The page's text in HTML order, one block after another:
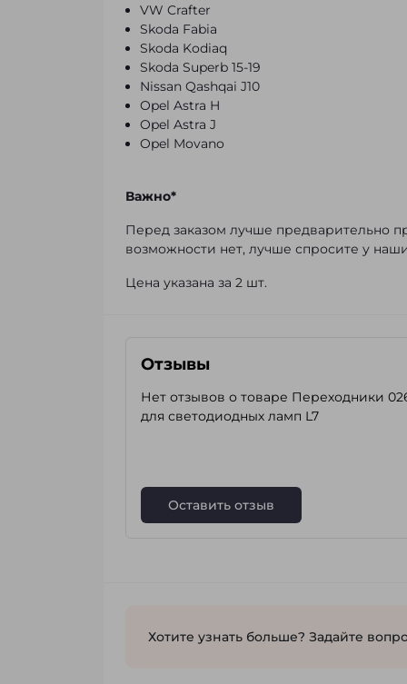
VW Crafter
Skoda Fabia
Skoda Kodiaq
Skoda Superb 15-19
Nissan Qashqai J10
Opel Astra H
Opel Astra J
Opel Movano
Важно*
Перед заказом лучше предварительно
возможности нет, лучше спросите у
Цена указана за 2 шт.
Отзывы
Нет отзывов о товаре Переходники
для светодиодных ламп L7
Оставить отзыв
Хотите узнать больше? Задайте